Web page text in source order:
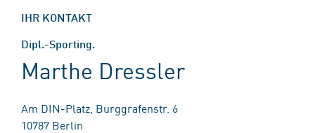
IHR KONTAKT
Dipl.-Sporting.
Marthe Dressler
Am DIN-Platz, Burggrafenstr. 6
10787 Berlin